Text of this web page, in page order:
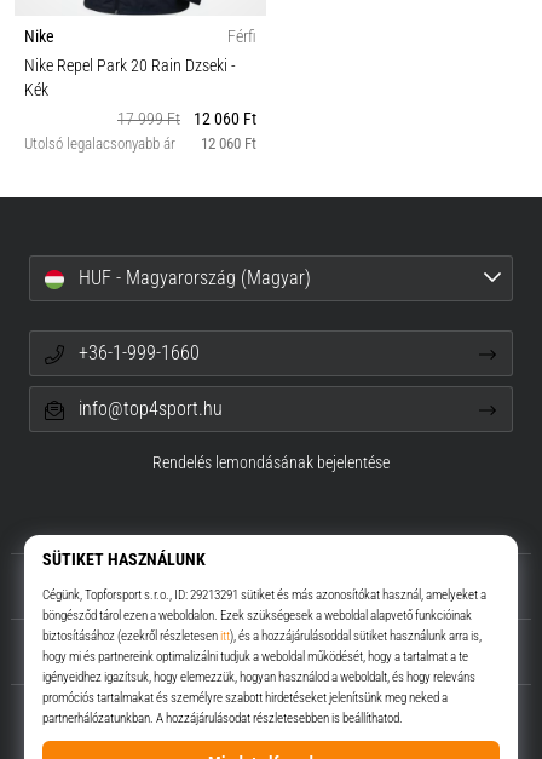
Nike
Férfi
Nike Repel Park 20 Rain Dzseki -
Kék
17 999 Ft
12 060 Ft
Utolsó legalacsonyabb ár 12 060 Ft
Rólunk
Ügyfélszolgálat
HUF - Magyarország (Magyar)
+36-1-999-1660
info@top4sport.hu
Rendelés lemondásának bejelentése